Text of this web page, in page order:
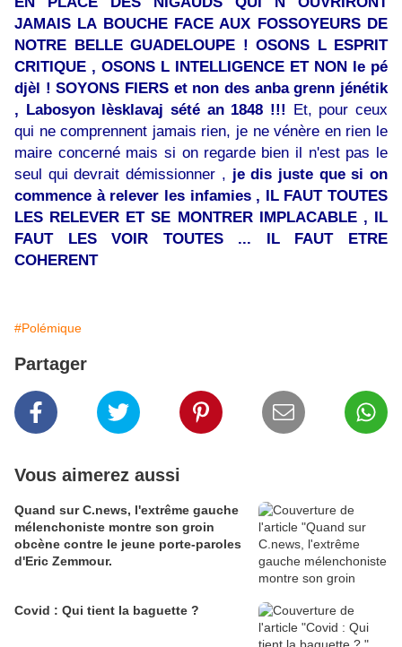
JAMAIS LA BOUCHE FACE AUX FOSSOYEURS DE
NOTRE BELLE GUADELOUPE ! OSONS L ESPRIT
CRITIQUE , OSONS L INTELLIGENCE ET NON le pé
djèl ! SOYONS FIERS et non des anba grenn jénétik
, Labosyon lèsklavaj sété an 1848 !!! Et, pour ceux
qui ne comprennent jamais rien, je ne vénère en rien le
maire concerné mais si on regarde bien il n'est pas le
seul qui devrait démissionner , je dis juste que si on
commence à relever les infamies , IL FAUT TOUTES
LES RELEVER ET SE MONTRER IMPLACABLE , IL
FAUT LES VOIR TOUTES ... IL FAUT ETRE
COHERENT
#Polémique
Partager
Vous aimerez aussi
Quand sur C.news, l'extrême gauche
mélenchoniste montre son groin
obcène contre le jeune porte-paroles
d'Eric Zemmour.
Covid : Qui tient la baguette ?